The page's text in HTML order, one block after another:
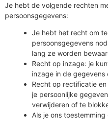
Je hebt de volgende rechten
persoonsgegevens:
Je hebt het recht om
persoonsgegevens
lang ze worden
Recht op inzage: je
inzage in de gegevens
Recht op rectificatie
je persoonlijke
verwijderen of te
Als je ons